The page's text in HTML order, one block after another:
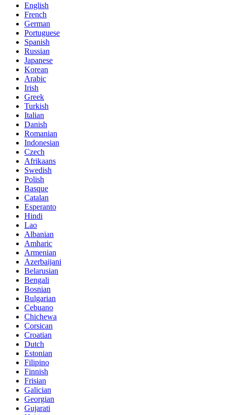
English
French
German
Portuguese
Spanish
Russian
Japanese
Korean
Arabic
Irish
Greek
Turkish
Italian
Danish
Romanian
Indonesian
Czech
Afrikaans
Swedish
Polish
Basque
Catalan
Esperanto
Hindi
Lao
Albanian
Amharic
Armenian
Azerbaijani
Belarusian
Bengali
Bosnian
Bulgarian
Cebuano
Chichewa
Corsican
Croatian
Dutch
Estonian
Filipino
Finnish
Frisian
Galician
Georgian
Gujarati